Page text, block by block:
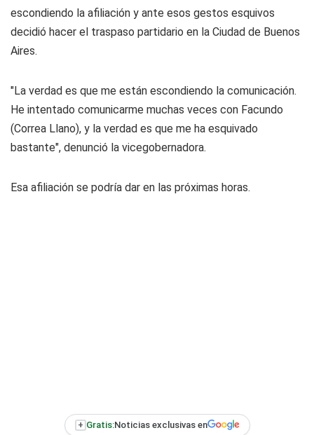
escondiendo la afiliación y ante esos gestos esquivos
decidió hacer el traspaso partidario en la Ciudad de Buenos
Aires.
"La verdad es que me están escondiendo la comunicación.
He intentado comunicarme muchas veces con Facundo
(Correa Llano), y la verdad es que me ha esquivado
bastante", denunció la vicegobernadora.
Esa afiliación se podría dar en las próximas horas.
+ Gratis:Noticias exclusivas en